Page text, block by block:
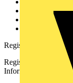
Häufig gestellte
voltimum.com
Registrierung
Registrieren Sie sich
Informationen aus der